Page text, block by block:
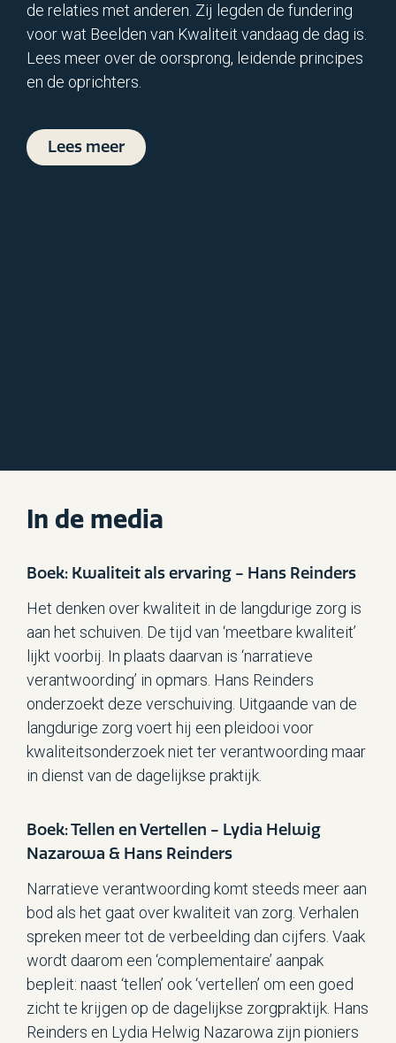
de relaties met anderen. Zij legden de fundering
voor wat Beelden van Kwaliteit vandaag de dag is.
Lees meer over de oorsprong, leidende principes
en de oprichters.
Lees meer
In de media
Boek: Kwaliteit als ervaring - Hans Reinders
Het denken over kwaliteit in de langdurige zorg is
aan het schuiven. De tijd van ‘meetbare kwaliteit’
lijkt voorbij. In plaats daarvan is ‘narratieve
verantwoording’ in opmars. Hans Reinders
onderzoekt deze verschuiving. Uitgaande van de
langdurige zorg voert hij een pleidooi voor
kwaliteitsonderzoek niet ter verantwoording maar
in dienst van de dagelijkse praktijk.
Boek: Tellen en Vertellen - Lydia Helwig
Nazarowa & Hans Reinders
Narratieve verantwoording komt steeds meer aan
bod als het gaat over kwaliteit van zorg. Verhalen
spreken meer tot de verbeelding dan cijfers. Vaak
wordt daarom een ‘complementaire’ aanpak
bepleit: naast ‘tellen’ ook ‘vertellen’ om een goed
zicht te krijgen op de dagelijkse zorgpraktijk. Hans
Reinders en Lydia Helwig Nazarowa zijn pioniers